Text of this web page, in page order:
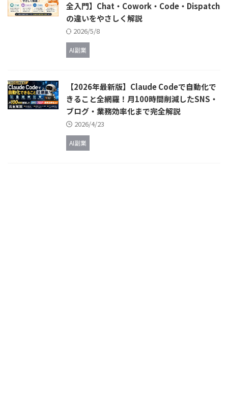
全入門】Chat・Cowork・Code・Dispatch
の違いをやさしく解説
2026/5/8
AI副業
【2026年最新版】Claude Codeで自動化で
きること全網羅！月100時間削減したSNS・
ブログ・業務効率化まで完全解説
2026/4/23
AI副業